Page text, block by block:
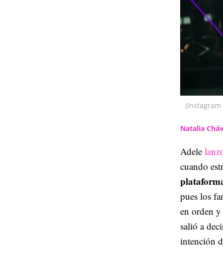
(Instagram
Natalia
Adele
cuando
pues los
en orden
salió a
intención